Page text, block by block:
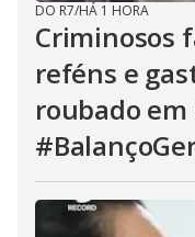
DO R7/HÁ 1 HORA
Criminosos
reféns e
roubado em